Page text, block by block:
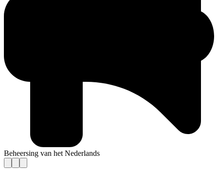
Beheersing van het Nederlands